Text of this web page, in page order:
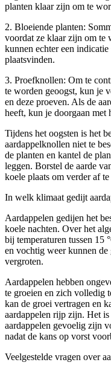
planten klaar zijn om te
2. Bloeiende planten:
voordat ze klaar zijn om te
kunnen echter een
plaatsvinden.
3. Proefknollen: Om te
te worden geoogst, kun je
en deze proeven. Als de
heeft, kun je doorgaan met
Tijdens het oogsten is het
aardappelknollen niet te
de planten en kantel de
leggen. Borstel de aarde
koele plaats om verder af
In welk klimaat gedijt
Aardappelen gedijen het
koele nachten. Over het
bij temperaturen tussen 15
en vochtig weer kunnen de
vergroten.
Aardappelen hebben
te groeien en zich volledig
kan de groei vertragen en
aardappelen rijp zijn. Het
aardappelen gevoelig zijn
nadat de kans op vorst
Veelgestelde vragen over